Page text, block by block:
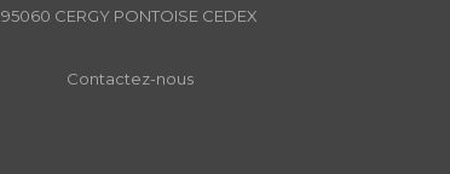
95060 CERGY PONTOISE CEDEX
Contactez-nous